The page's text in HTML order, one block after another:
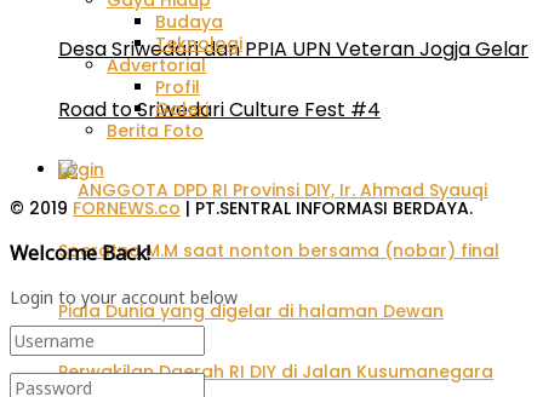
Desa Sriwedari dan PPIA UPN Veteran Jogja Gelar
Road to Sriwedari Culture Fest #4
Budaya
Teknologi
Advertorial
Profil
Galeri
Berita Foto
Login
© 2019 FORNEWS.co | PT.SENTRAL INFORMASI BERDAYA.
Welcome Back!
Login to your account below